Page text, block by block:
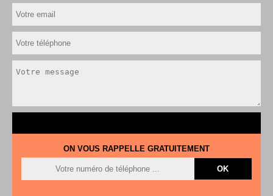
ON VOUS RAPPELLE GRATUITEMENT